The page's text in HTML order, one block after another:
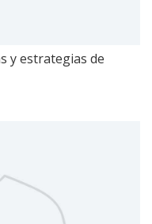
y estrategias de